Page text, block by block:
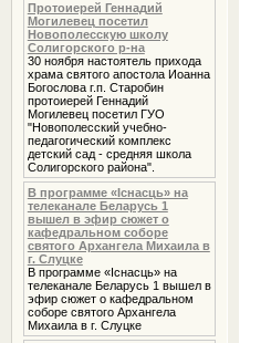
Протоиерей Геннадий
Могилевец посетил
Новополесскую школу
Солигорского р-на
30 ноября настоятель прихода
храма святого апостола Иоанна
Богослова г.п. Старобин
протоиерей Геннадий
Могилевец посетил ГУО
"Новополесский учебно-
педагогический комплекс
детский сад - средняя школа
Солигорского района".
В программе «Iснасць» на
телеканале Беларусь 1
вышел в эфир сюжет о
кафедральном соборе
святого Архангела Михаила в
г. Слуцке
В программе «Iснасць» на
телеканале Беларусь 1 вышел в
эфир сюжет о кафедральном
соборе святого Архангела
Михаила в г. Слуцке